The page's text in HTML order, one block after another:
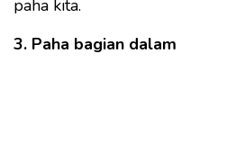
paha kita.
3. Paha bagian dalam